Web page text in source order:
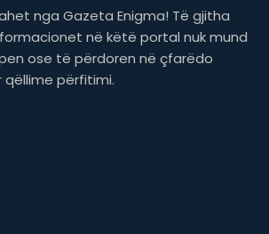
nga Gazeta Enigma! Të gjitha
në këtë portal nuk mund
ose të përdoren në çfarëdo
përfitimi.